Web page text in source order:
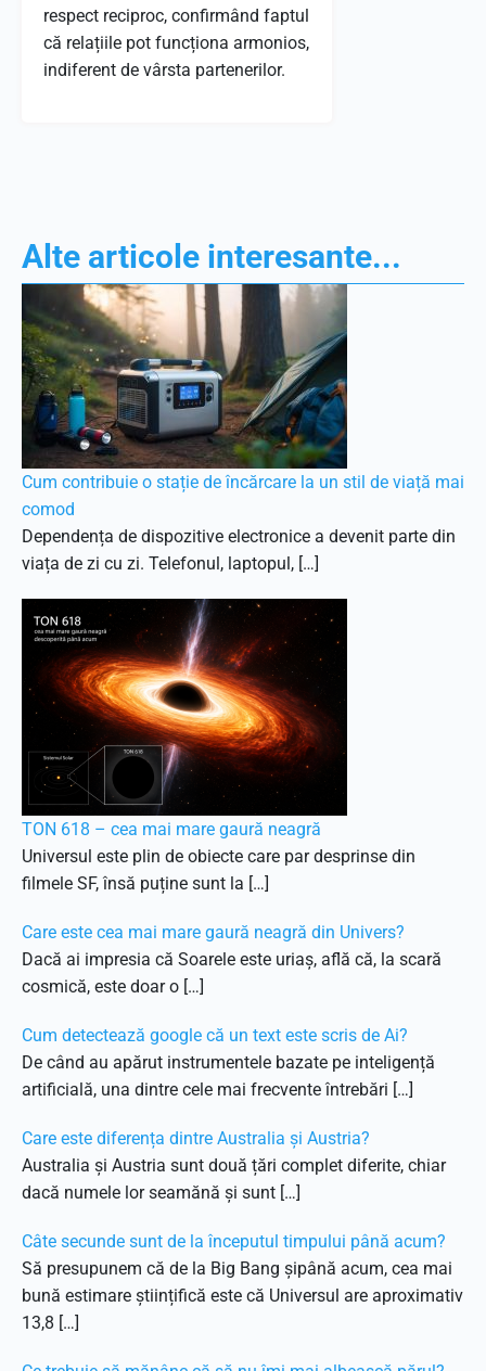
respect reciproc, confirmând faptul
că relațiile pot funcționa armonios,
indiferent de vârsta partenerilor.
Alte articole interesante...
Cum contribuie o stație de încărcare la un stil de viață mai
comod
Dependența de dispozitive electronice a devenit parte din
viața de zi cu zi. Telefonul, laptopul, […]
TON 618 – cea mai mare gaură neagră
Universul este plin de obiecte care par desprinse din
filmele SF, însă puține sunt la […]
Care este cea mai mare gaură neagră din Univers?
Dacă ai impresia că Soarele este uriaș, află că, la scară
cosmică, este doar o […]
Cum detectează google că un text este scris de Ai?
De când au apărut instrumentele bazate pe inteligență
artificială, una dintre cele mai frecvente întrebări […]
Care este diferența dintre Australia și Austria?
Australia și Austria sunt două țări complet diferite, chiar
dacă numele lor seamănă și sunt […]
Câte secunde sunt de la începutul timpului până acum?
Să presupunem că de la Big Bang șipână acum, cea mai
bună estimare științifică este că Universul are aproximativ
13,8 […]